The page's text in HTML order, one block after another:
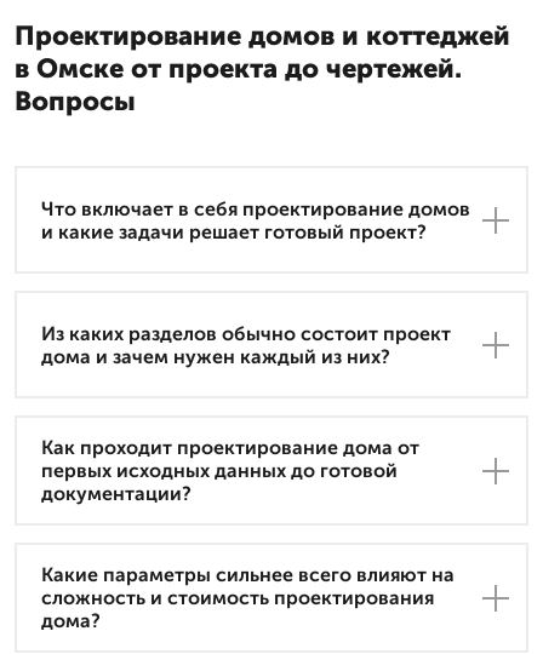
Проектирование домов и коттеджей
в Омске от проекта до чертежей.
Вопросы
Что включает в себя проектирование домов
и какие задачи решает готовый проект?
Из каких разделов обычно состоит проект
дома и зачем нужен каждый из них?
Как проходит проектирование дома от
первых исходных данных до готовой
документации?
Какие параметры сильнее всего влияют на
сложность и стоимость проектирования
дома?